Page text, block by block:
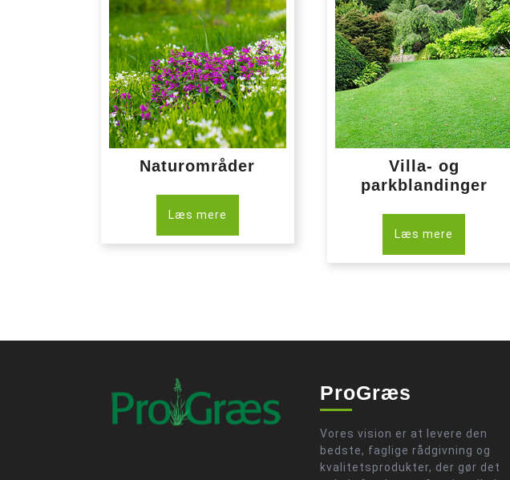
Naturområder
Læs mere
Villa- og
parkblandinger
Læs mere
ProGræs
Vores vision er at levere den
bedste, faglige rådgivning og
kvalitetsprodukter, der gør det